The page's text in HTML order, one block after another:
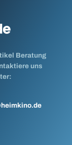
Beratung
uns